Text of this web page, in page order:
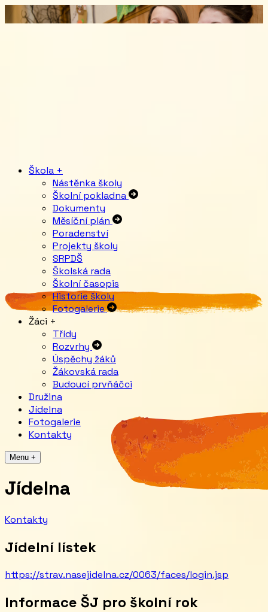
Škola +
Nástěnka školy
Školní pokladna
Dokumenty
Měsíční plán
Poradenství
Projekty školy
SRPDŠ
Školská rada
Školní časopis
Historie školy
Fotogalerie
Žáci +
Třídy
Rozvrhy
Úspěchy žáků
Žákovská rada
Budoucí prvňáčci
Družina
Jídelna
Fotogalerie
Kontakty
Menu +
Jídelna
Kontakty
Jídelní lístek
https://strav.nasejidelna.cz/0063/faces/login.jsp
Informace ŠJ pro školní rok